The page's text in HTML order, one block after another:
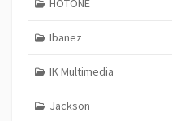
HOTONE
Ibanez
IK Multimedia
Jackson